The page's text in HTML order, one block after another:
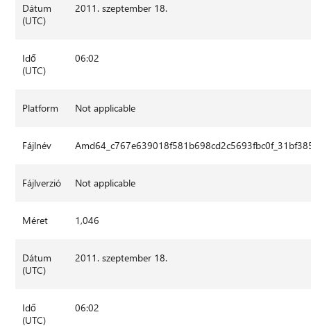
Dátum
(UTC)
2011. szeptember 18.
Idő
(UTC)
06:02
Platform Not applicable
Fájlnév
Fájlverzió Not applicable
Méret 1,046
Dátum
(UTC)
2011. szeptember 18.
Idő
(UTC)
06:02